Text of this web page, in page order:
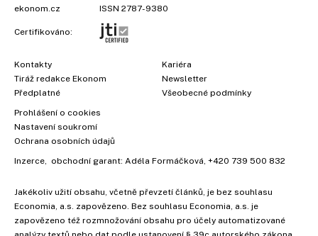
ekonom.cz
ISSN 2787-9380
Certifikováno:
Kontakty
Tiráž redakce Ekonom
Předplatné
Kariéra
Newsletter
Všeobecné podmínky
Prohlášení o cookies
Nastavení soukromí
Ochrana osobních údajů
Inzerce , obchodní garant: Adéla Formáčková +420 739 500 832
Jakékoliv užití obsahu, včetně převzetí článků, je bez souhlasu
Economia, a.s. zapovězeno. Bez souhlasu Economia, a.s. je
zapovězeno též rozmnožování obsahu pro účely automatizované